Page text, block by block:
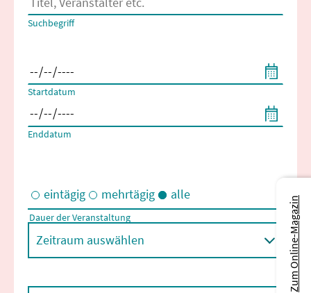
Es erscheinen Suchvorschläge, wenn mindestens 2 Zeichen
Suchbegriff
Startdatum
Enddatum
Eintägige und/oder mehrtägige Veranstaltungen
eintägig mehrtägig alle
Dauer der Veranstaltung
Zeitraum auswählen Zum Online-Magazin